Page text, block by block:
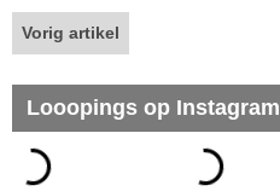
Vorig artikel
Looopings op Instagram